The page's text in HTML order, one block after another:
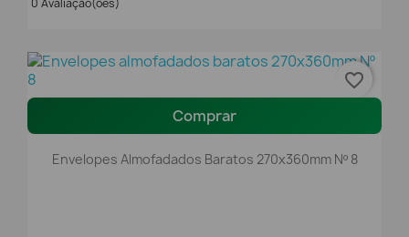
Comprar
Envelopes Almofadados Baratos 270x360mm Nº 8
favorite_border